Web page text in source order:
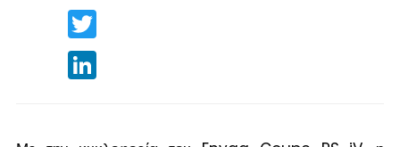
Twitter
LinkedIn